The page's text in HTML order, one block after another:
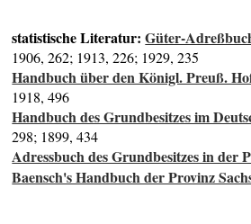
statistische Literatur:Güter-
1906, 262; 1913, 226; 1929, 235
Handbuch über den Königl. Preuß.
1918, 496
Handbuch des Grundbesitzes im
298; 1899, 434
Adressbuch des Grundbesitzes in der
Baensch's Handbuch der Provinz